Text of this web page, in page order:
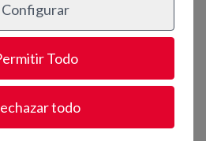
Relacionados
400MM
Configurar
Todo
todo